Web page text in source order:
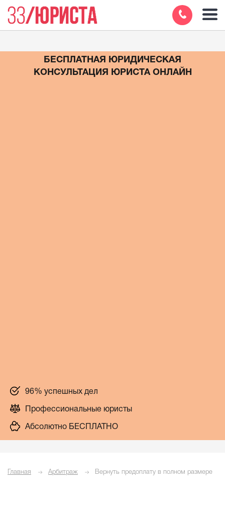
БЕСПЛАТНАЯ ЮРИДИЧЕСКАЯ
КОНСУЛЬТАЦИЯ ЮРИСТА ОНЛАЙН
96% успешных дел
Профессиональные юристы
Абсолютно БЕСПЛАТНО
Главная Арбитраж Вернуть предоплату в полном размере